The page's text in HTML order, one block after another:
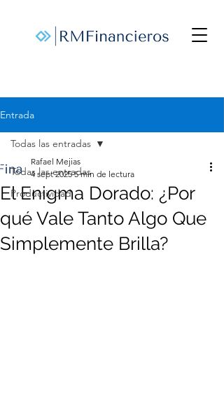
Entrada
Todas las entradas
Productividad
Todas las entradas
El Enigma Dorado: ¿Por
qué Vale Tanto Algo Que
Simplemente Brilla?
Rafael Mejias
4 sept 2025 5 min de lectura